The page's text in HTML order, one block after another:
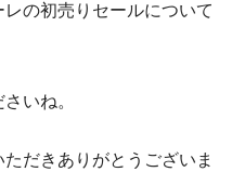
の初売りセールについて
いね。
だきありがとうございま